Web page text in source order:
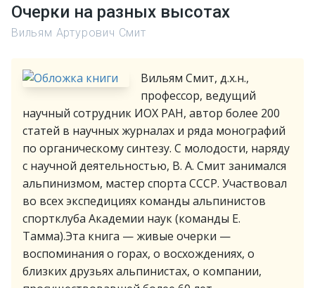
Очерки на разных высотах
Вильям Артурович Смит
Вильям Смит, д.х.н.,
профессор, ведущий
научный сотрудник ИОХ РАН, автор более 200
статей в научных журналах и ряда монографий
по органическому синтезу. С молодости, наряду
с научной деятельностью, В. А. Смит занимался
альпинизмом, мастер спорта СССР. Участвовал
во всех экспедициях команды альпинистов
спортклуба Академии наук (команды Е.
Тамма).Эта книга — живые очерки —
воспоминания о горах, о восхождениях, о
близких друзьях альпинистах, о компании,